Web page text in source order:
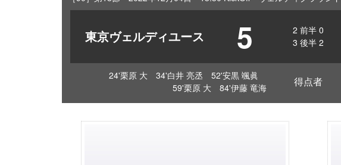
東京ヴェルディユース 5 2 前半 0
3 後半 2
24'栗原 大 34'白井 亮丞 52'安黒 颯眞
59'栗原 大 84'伊藤 竜海
得点者